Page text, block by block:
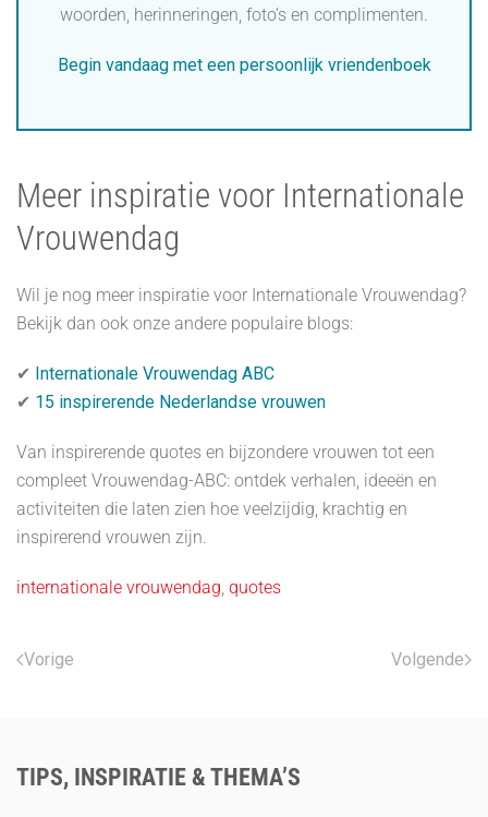
woorden, herinneringen, foto’s en complimenten.
Begin vandaag met een persoonlijk vriendenboek
Meer inspiratie voor Internationale
Vrouwendag
Wil je nog meer inspiratie voor Internationale Vrouwendag?
Bekijk dan ook onze andere populaire blogs:
✔ Internationale Vrouwendag ABC
✔ 15 inspirerende Nederlandse vrouwen
Van inspirerende quotes en bijzondere vrouwen tot een
compleet Vrouwendag-ABC: ontdek verhalen, ideeën en
activiteiten die laten zien hoe veelzijdig, krachtig en
inspirerend vrouwen zijn.
internationale vrouwendag, quotes
Vorige Volgende
TIPS, INSPIRATIE & THEMA’S